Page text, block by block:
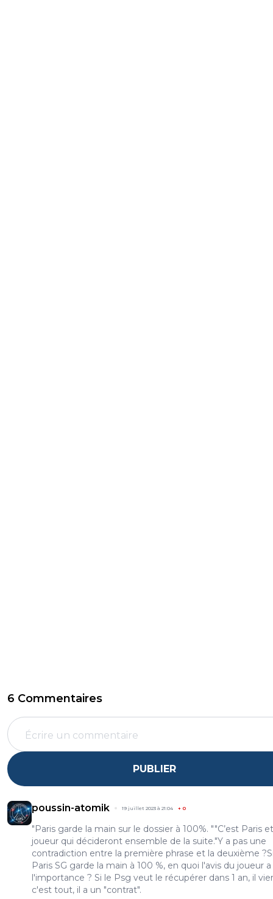
6 Commentaires
PUBLIER
poussin-atomik 19 juillet 2023 à 21:04 + 0
"Paris garde la main sur le dossier à 100%. ""C’est Paris
joueur qui décideront ensemble de la suite."Y a pas une
contradiction entre la première phrase et la deuxième
Paris SG garde la main à 100 %, en quoi l'avis du joueur
l'importance ? Si le Psg veut le récupérer dans 1 an, il
c'est tout, il a un "contrat".